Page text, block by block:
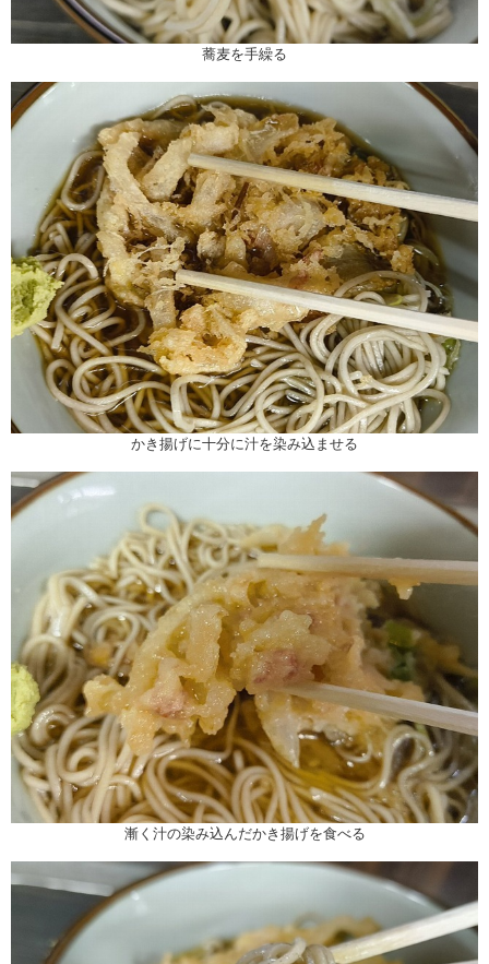
蕎麦を手繰る
かき揚げに十分に汁を染み込ませる
漸く汁の染み込んだかき揚げを食べる